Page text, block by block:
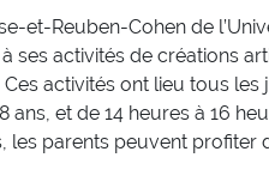
et-Reuben-Cohen de
ses activités de créations
Ces activités ont lieu tous
ans, et de 14 heures à 16
les parents peuvent